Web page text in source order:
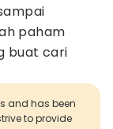
paham
buat cari
and has been
to provide